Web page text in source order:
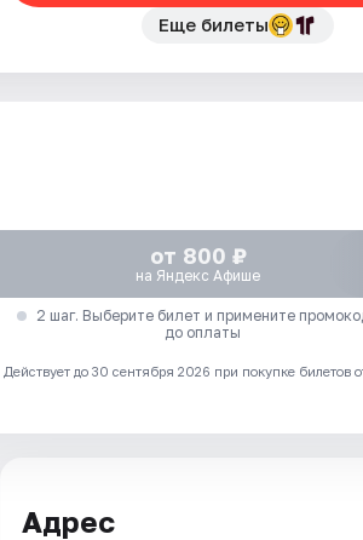
Еще билеты
от 800 ₽
на Яндекс Афише
2 шаг. Выберите билет и примените
до оплаты
Действует до 30 сентября 2026 при покупке билетов
Адрес